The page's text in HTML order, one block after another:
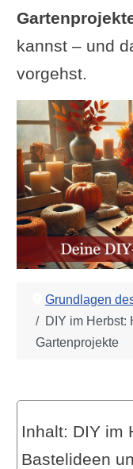
kannst – und
vorgehst.
Grundlagen
DIY im Herbst:
Gartenprojekte
Inhalt: DIY im
Bastelideen